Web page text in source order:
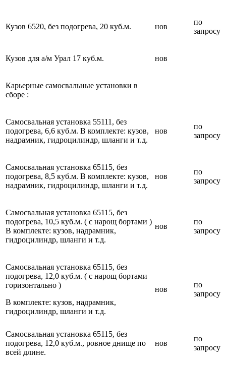
Кузов 6520, без подогрева, 20 куб.м. нов
по
запросу
Кузов для а/м Урал 17 куб.м. нов
Карьерные самосвальные установки в
сборе :
Самосвальная установка 55111, без
подогрева, 6,6 куб.м. В комплекте: кузов,
надрамник, гидроцилиндр, шланги и т.д.
нов
по
запросу
Самосвальная установка 65115, без
подогрева, 8,5 куб.м. В комплекте: кузов,
надрамник, гидроцилиндр, шланги и т.д.
нов
по
запросу
Самосвальная установка 65115, без
подогрева, 10,5 куб.м. ( с нарощ бортами )
В комплекте: кузов, надрамник,
гидроцилиндр, шланги и т.д.
нов
по
запросу
Самосвальная установка 65115, без
подогрева, 12,0 куб.м. ( с нарощ бортами
горизонтально )
В комплекте: кузов, надрамник,
гидроцилиндр, шланги и т.д.
нов
по
запросу
Самосвальная установка 65115, без
подогрева, 12,0 куб.м., ровное днище по
всей длине.
нов
по
запросу